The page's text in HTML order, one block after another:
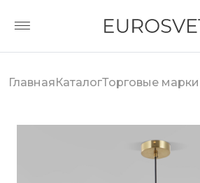
ГлавнаяКаталогТорговые марки